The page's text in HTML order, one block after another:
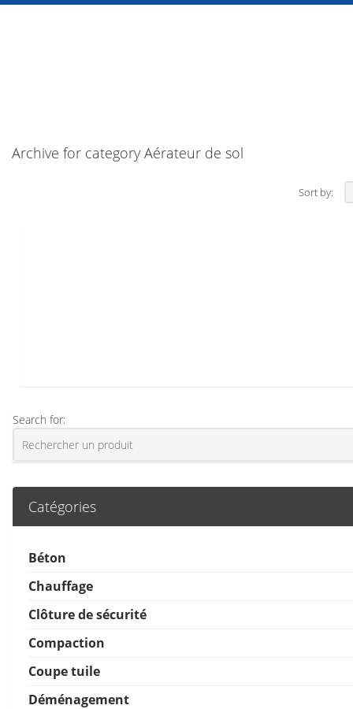
Archive for category Aérateur de sol
Sort by:
Search for:
Catégories
Béton
Chauffage
Clôture de sécurité
Compaction
Coupe tuile
Déménagement